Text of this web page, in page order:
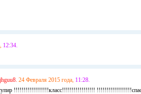
12:34.
jhguu8. 24 Февраля 2015 года, 11:28.
!!!!!!!!!!!!!!!!!!класс!!!!!!!!!!!!!!!!!